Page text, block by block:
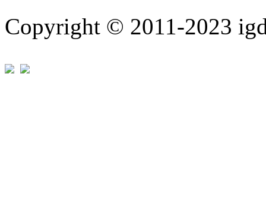
Copyright © 2011-2023